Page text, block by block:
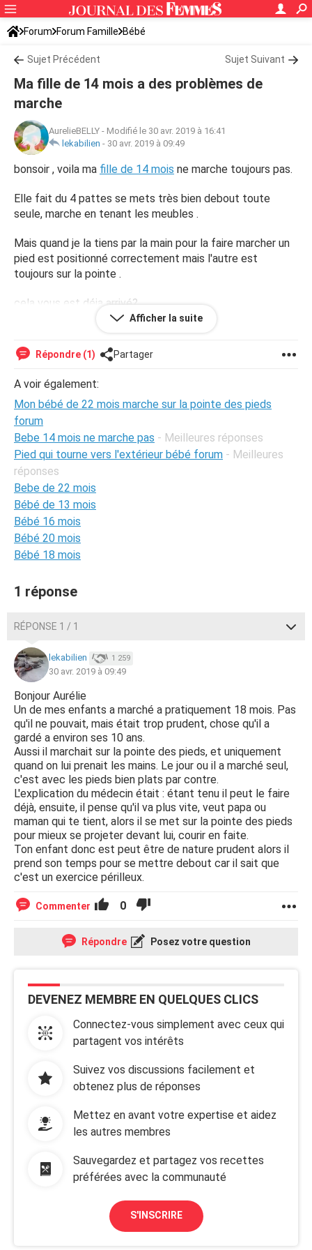
Forum Forum Famille Bébé
Sujet Précédent Sujet Suivant
Ma fille de 14 mois a des problèmes de
marche
AurelieBELLY - Modifié le 30 avr. 2019 à 16:41
lekabilien - 30 avr. 2019 à 09:49
bonsoir , voila ma fille de 14 mois ne marche toujours pas.
Elle fait du 4 pattes se mets très bien debout toute
seule, marche en tenant les meubles .
Mais quand je la tiens par la main pour la faire marcher un
pied est positionné correctement mais l'autre est
toujours sur la pointe .
cela vous est déja arrivé?
merci de vos réponses !!!!
Afficher la suite
Répondre (1) Partager
A voir également:
Mon bébé de 22 mois marche sur la pointe des pieds
forum
Bebe 14 mois ne marche pas - Meilleures réponses
Pied qui tourne vers l'extérieur bébé forum - Meilleures
réponses
Bebe de 22 mois
Bébé de 13 mois
Bébé 16 mois
Bébé 20 mois
Bébé 18 mois
1 réponse
RÉPONSE 1 / 1
lekabilien 1 259
30 avr. 2019 à 09:49
Bonjour Aurélie
Un de mes enfants a marché a pratiquement 18 mois. Pas
qu'il ne pouvait, mais était trop prudent, chose qu'il a
gardé a environ ses 10 ans.
Aussi il marchait sur la pointe des pieds, et uniquement
quand on lui prenait les mains. Le jour ou il a marché seul,
c'est avec les pieds bien plats par contre.
L'explication du médecin était : étant tenu il peut le faire
déjà, ensuite, il pense qu'il va plus vite, veut papa ou
maman qui te tient, alors il se met sur la pointe des pieds
pour mieux se projeter devant lui, courir en faite.
Ton enfant donc est peut être de nature prudent alors il
prend son temps pour se mettre debout car il sait que
c'est un exercice périlleux.
Commenter 0
Répondre Posez votre question
DEVENEZ MEMBRE EN QUELQUES CLICS
Connectez-vous simplement avec ceux qui
partagent vos intérêts
Suivez vos discussions facilement et
obtenez plus de réponses
Mettez en avant votre expertise et aidez
les autres membres
Sauvegardez et partagez vos recettes
préférées avec la communauté
S'INSCRIRE